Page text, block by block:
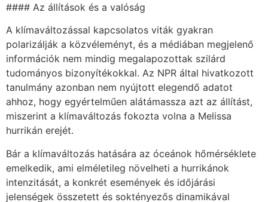
#### Az állítások és a valóság
A klímaváltozással kapcsolatos viták gyakran
polarizálják a közvéleményt, és a médiában megjelenő
információk nem mindig megalapozottak szilárd
tudományos bizonyítékokkal. Az NPR által hivatkozott
tanulmány azonban nem nyújtott elegendő adatot
ahhoz, hogy egyértelműen alátámassza azt az állítást,
miszerint a klímaváltozás fokozta volna a Melissa
hurrikán erejét.
Bár a klímaváltozás hatására az óceánok hőmérséklete
emelkedik, ami elméletileg növelheti a hurrikánok
intenzitását, a konkrét események és időjárási
jelenségek összetett és soktényezős dinamikával